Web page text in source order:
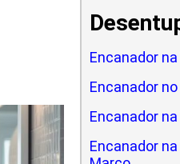
Encanador
Encanador
Encanador
Encanador